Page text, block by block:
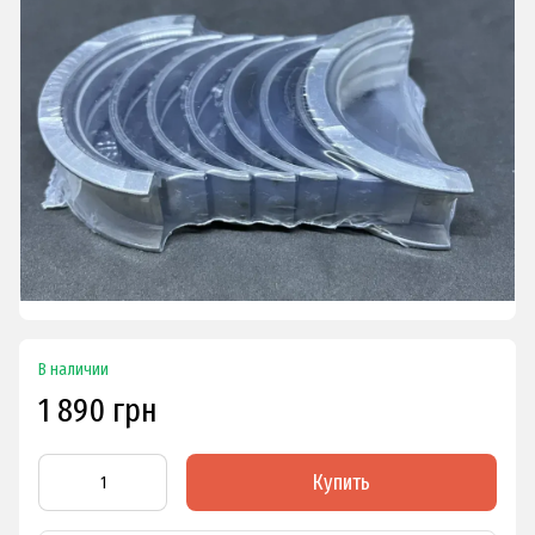
В наличии
1 890 грн
Купить